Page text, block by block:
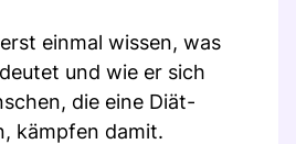
einmal wissen, was
und wie er sich
die eine Diät-
kämpfen damit.